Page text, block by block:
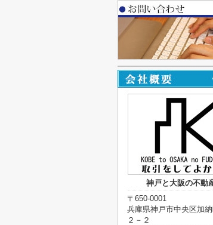
神戸と大阪の不動
〒650-0001
兵庫県神戸市中央区加
２－２